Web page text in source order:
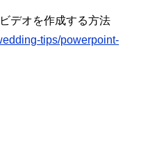
デオを作成する方法
tips/powerpoint-